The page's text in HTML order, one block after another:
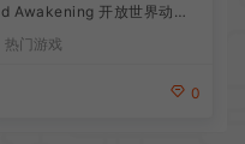
d Awakening 开放世界动作R
热门游戏
0